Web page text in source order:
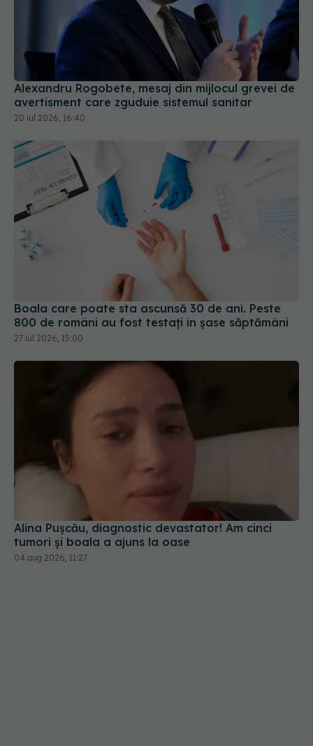
Alexandru Rogobete, mesaj din mijlocul grevei de
avertisment care zguduie sistemul sanitar
20 iul 2026, 16:40
Boala care poate sta ascunsă 30 de ani. Peste
800 de români au fost testați în șase săptămâni
Alina Pușcău, diagnostic devastator! Am cinci
tumori și boala a ajuns la oase